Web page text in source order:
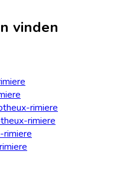
vinden
rimiere
rimiere
rimiere